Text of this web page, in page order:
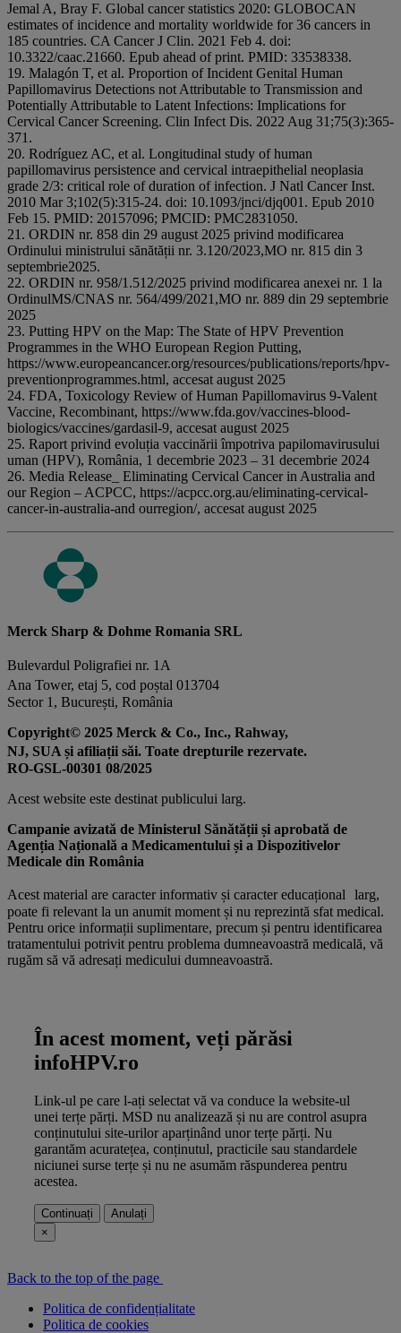
Jemal A, Bray F. Global cancer statistics 2020: GLOBOCAN
estimates of incidence and mortality worldwide for 36 cancers in
185 countries. CA Cancer J Clin. 2021 Feb 4. doi:
10.3322/caac.21660. Epub ahead of print. PMID: 33538338.
19. Malagón T, et al. Proportion of Incident Genital Human
Papillomavirus Detections not Attributable to Transmission and
Potentially Attributable to Latent Infections: Implications for
Cervical Cancer Screening. Clin Infect Dis. 2022 Aug 31;75(3):365-
371.
20. Rodríguez AC, et al. Longitudinal study of human
papillomavirus persistence and cervical intraepithelial neoplasia
grade 2/3: critical role of duration of infection. J Natl Cancer Inst.
2010 Mar 3;102(5):315-24. doi: 10.1093/jnci/djq001. Epub 2010
Feb 15. PMID: 20157096; PMCID: PMC2831050.
21. ORDIN nr. 858 din 29 august 2025 privind modificarea
Ordinului ministrului sănătății nr. 3.120/2023,MO nr. 815 din 3
septembrie2025.
22. ORDIN nr. 958/1.512/2025 privind modificarea anexei nr. 1 la
OrdinulMS/CNAS nr. 564/499/2021,MO nr. 889 din 29 septembrie
2025
23. Putting HPV on the Map: The State of HPV Prevention
Programmes in the WHO European Region Putting,
https://www.europeancancer.org/resources/publications/reports/hpv-
preventionprogrammes.html, accesat august 2025
24. FDA, Toxicology Review of Human Papillomavirus 9-Valent
Vaccine, Recombinant, https://www.fda.gov/vaccines-blood-
biologics/vaccines/gardasil-9, accesat august 2025
25. Raport privind evoluția vaccinării împotriva papilomavirusului
uman (HPV), România, 1 decembrie 2023 – 31 decembrie 2024
26. Media Release_ Eliminating Cervical Cancer in Australia and
our Region – ACPCC, https://acpcc.org.au/eliminating-cervical-
cancer-in-australia-and ourregion/, accesat august 2025
Merck Sharp & Dohme Romania SRL
Bulevardul Poligrafiei nr. 1A
Ana Tower, etaj 5, cod poștal 013704
Sector 1, București, România
Copyright© 2025 Merck & Co., Inc., Rahway,
NJ, SUA și afiliații săi. Toate drepturile rezervate.
RO-GSL-00301 08/2025
Acest website este destinat publicului larg.
Campanie avizată de Ministerul Sănătății și aprobată de
Agenția Națională a Medicamentului și a Dispozitivelor
Medicale din România
Acest material are caracter informativ și caracter educațional larg,
poate fi relevant la un anumit moment și nu reprezintă sfat medical.
Pentru orice informații suplimentare, precum și pentru identificarea
tratamentului potrivit pentru problema dumneavoastră medicală, vă
rugăm să vă adresați medicului dumneavoastră.
În acest moment, veți părăsi
infoHPV.ro
Link-ul pe care l-ați selectat vă va conduce la website-ul
unei terțe părți. MSD nu analizează și nu are control asupra
conținutului site-urilor aparținând unor terțe părți. Nu
garantăm acuratețea, conținutul, practicile sau standardele
niciunei surse terțe și nu ne asumăm răspunderea pentru
acestea.
Continuați
Anulați
×
Back to the top of the page
Politica de confidențialitate
Politica de cookies